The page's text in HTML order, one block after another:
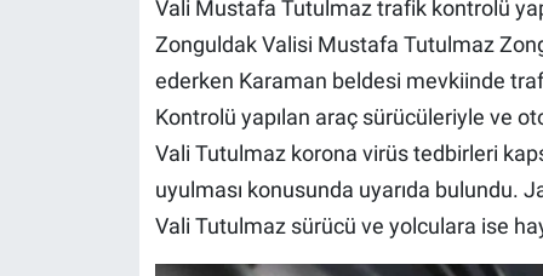
Vali Mustafa Tutulmaz trafik kontrolü
Zonguldak Valisi Mustafa Tutulmaz
ederken Karaman beldesi mevkiinde
Kontrolü yapılan araç sürücüleriyle ve
Vali Tutulmaz korona virüs tedbirleri
uyulması konusunda uyarıda bulundu.
Vali Tutulmaz sürücü ve yolculara ise